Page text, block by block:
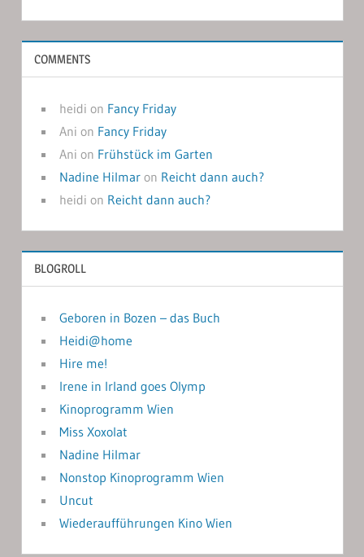
COMMENTS
heidi on Fancy Friday
Ani on Fancy Friday
Ani on Frühstück im Garten
Nadine Hilmaron Reicht dann auch?
heidi on Reicht dann auch?
BLOGROLL
Geboren in Bozen – das Buch
Heidi@home
Hire me!
Irene in Irland goes Olymp
Kinoprogramm Wien
Miss Xoxolat
Nadine Hilmar
Nonstop Kinoprogramm Wien
Uncut
Wiederaufführungen Kino Wien